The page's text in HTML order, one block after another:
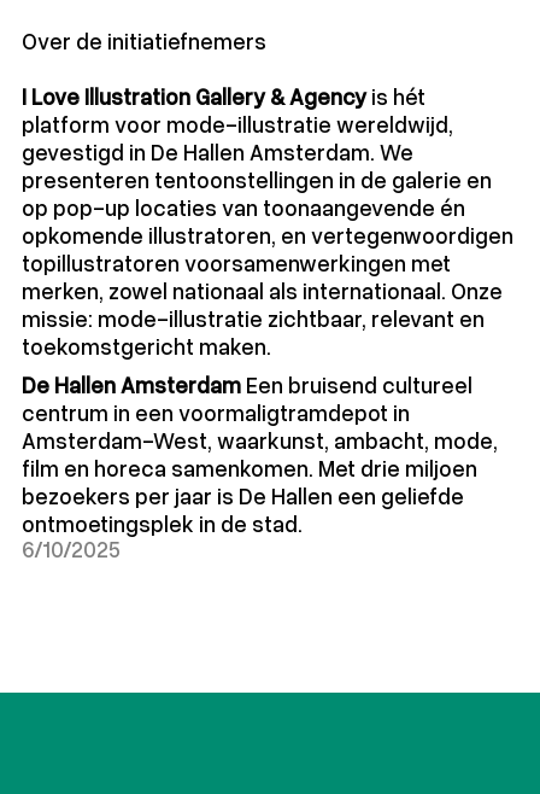
Over de initiatiefnemers
I Love Illustration Gallery & Agencyis hét
platform voor mode-illustratie wereldwijd,
gevestigd in De Hallen Amsterdam. We
presenteren tentoonstellingen in de galerie en
op pop-up locaties van toonaangevende én
opkomende illustratoren, en vertegenwoordigen
topillustratoren voorsamenwerkingen met
merken, zowel nationaal als internationaal. Onze
missie: mode-illustratie zichtbaar, relevant en
toekomstgericht maken.
De Hallen Amsterdam Een bruisend cultureel
centrum in een voormaligtramdepot in
Amsterdam-West, waarkunst, ambacht, mode,
film en horeca samenkomen. Met drie miljoen
bezoekers per jaar is De Hallen een geliefde
ontmoetingsplek in de stad.
6/10/2025